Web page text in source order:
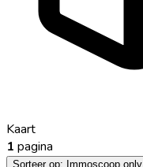
Kaart
1 pagina
Sorteer op: Immoscoop only